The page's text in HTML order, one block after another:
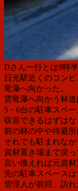
Dさん一行とは9時
日光駅近くのコン
竜瀑へ向かった。
雲竜瀑へ向かう林
5・6台の駐車スペ
収容できるはずは
前の林の中や待避所
それでも駐まれな
資材置き場まで戻っ
言い換えれば元資
先の駐車スペース
管理人が前回、訪